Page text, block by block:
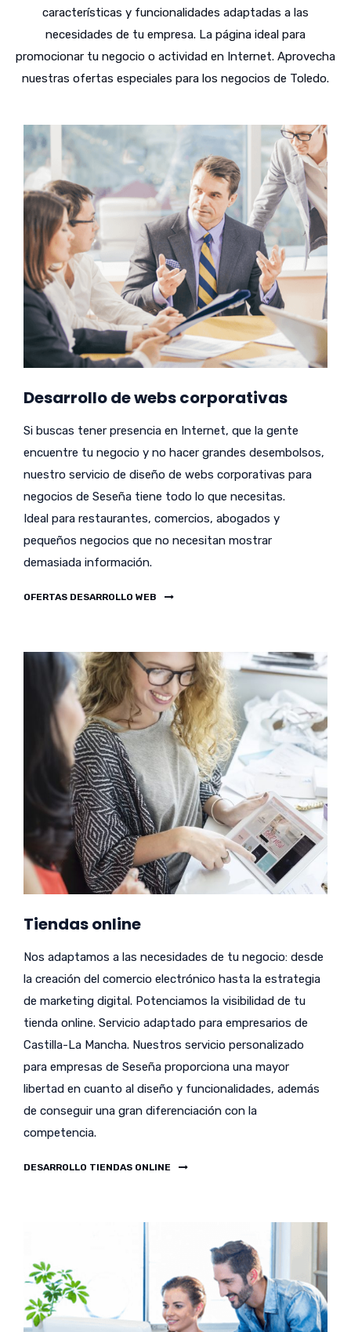
características y funcionalidades adaptadas a las
necesidades de tu empresa. La página ideal para
promocionar tu negocio o actividad en Internet. Aprovecha
nuestras ofertas especiales para los negocios de Toledo.
Desarrollo de webs corporativas
Si buscas tener presencia en Internet, que la gente
encuentre tu negocio y no hacer grandes desembolsos,
nuestro servicio de diseño de webs corporativas para
negocios de Seseña tiene todo lo que necesitas.
Ideal para restaurantes, comercios, abogados y
pequeños negocios que no necesitan mostrar
demasiada información.
OFERTAS DESARROLLO WEB
Tiendas online
Nos adaptamos a las necesidades de tu negocio: desde
la creación del comercio electrónico hasta la estrategia
de marketing digital. Potenciamos la visibilidad de tu
tienda online. Servicio adaptado para empresarios de
Castilla-La Mancha. Nuestros servicio personalizado
para empresas de Seseña proporciona una mayor
libertad en cuanto al diseño y funcionalidades, además
de conseguir una gran diferenciación con la
competencia.
DESARROLLO TIENDAS ONLINE